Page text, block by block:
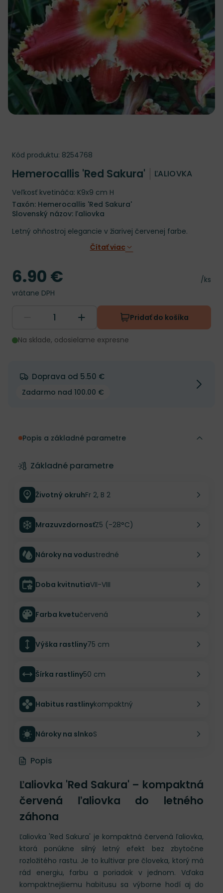
Kód produktu: 8254768
Hemerocallis 'Red Sakura' ĽALIOVKA
Veľkosť kvetináča: K9x9 cm H
Taxón: Hemerocallis 'Red Sakura'
Slovenský názov: ľaliovka
Letný ohňostroj elegancie v žiarivej červenej farbe.
Čítať viac
Cena
/ks
Cena
6.90 €
vrátane DPH
Pridať do košíka
Na sklade, odosielame expresne
Doprava od 5.50 €
Zadarmo nad 100.00 €
Popis a základné parametre
Základné parametre
Životný okruhFr 2, B 2
MrazuvzdornosťZ5 (-28°C)
Nároky na vodustredné
Doba kvitnutiaVII-VIII
Farba kvetučervená
Výška rastliny75 cm
Šírka rastliny50 cm
Habitus rastlinykompaktný
Nároky na slnkoS
Popis
Ľaliovka 'Red Sakura' – kompaktná
červená ľaliovka do letného
záhona
Ľaliovka 'Red Sakura' je kompaktná červená ľaliovka,
ktorá ponúkne silný letný efekt bez zbytočne
rozložitého rastu. Je to kultivar pre človeka, ktorý má
rád energiu, farbu a poriadok v jednom. Vďaka
kompaktnejšiemu habitusu sa výborne hodí aj do